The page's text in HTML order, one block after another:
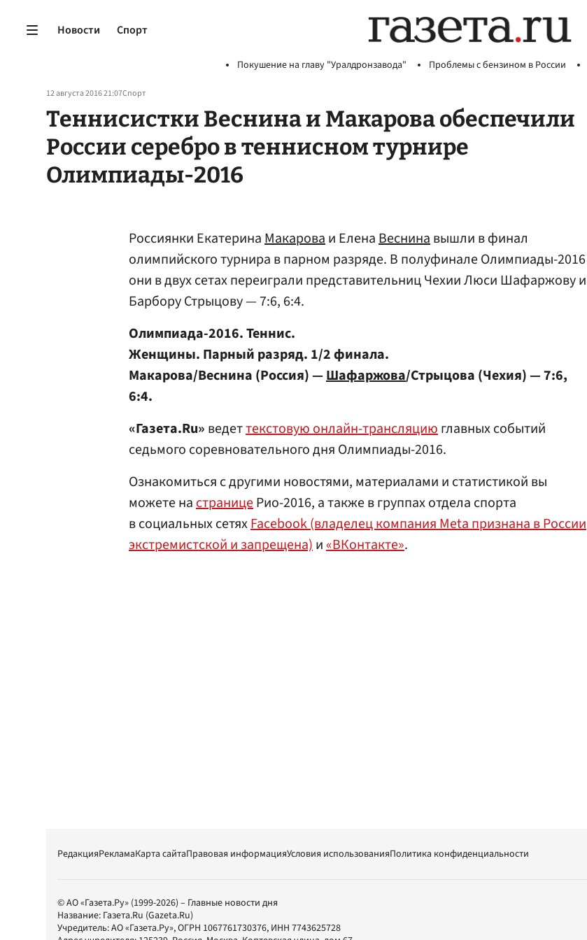
Новости Спорт
Покушение на главу "Уралдронзавода" Проблемы с бензином в России
12 августа 2016 21:07Спорт
Теннисистки Веснина и Макарова обеспечили
России серебро в теннисном турнире
Олимпиады-2016
Россиянки ЕкатеринаМакароваи ЕленаВеснинавышли в финал
олимпийского турнира в парном разряде. В полуфинале Олимпиады-2016
они в двух сетах переиграли представительниц Чехии Люси Шафаржову и
Барбору Стрыцову — 7:6, 6:4.
Олимпиада-2016. Теннис.
Женщины. Парный разряд. 1/2 финала.
Макарова/Веснина (Россия) —Шафаржова/Стрыцова (Чехия) — 7:6,
6:4.
«Газета.Ru» ведеттекстовую онлайн-трансляциюглавных событий
седьмого соревновательного дня Олимпиады-2016.
Ознакомиться с другими новостями, материалами и статистикой вы
можете настраницеРио-2016, а также в группах отдела спорта
в социальных сетяхFacebook (владелец компания Meta признана в России
экстремистской и запрещена)и«ВКонтакте».
РедакцияРекламаКарта сайтаПравовая информацияУсловия использованияПолитика конфиденциальности
© АО «Газета.Ру» (1999-2026) – Главные новости дня
Название: Газета.Ru (Gazeta.Ru)
Учредитель:АО «Газета.Ру», ОГРН 1067761730376, ИНН 7743625728